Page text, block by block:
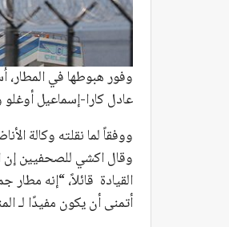
وفور هبوطها في المطار،
عادل كارا-إسماعيل
ووفقاً لما نقلته وكالة
وقال اكشي للصحفيين إن
القيادة قائلاً، “إنه
أتمنى أن يكون مفيدًا لـ